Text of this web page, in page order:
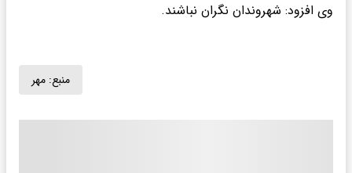
وی افزود: شهروندان نگران نباشند.
منبع: مهر